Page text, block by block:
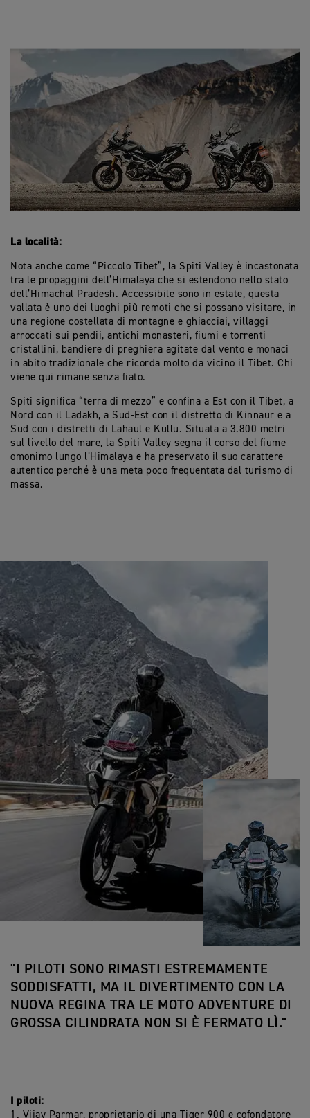
La località:
Nota anche come “Piccolo Tibet”, la Spiti Valley è incastonata
tra le propaggini dell’Himalaya che si estendono nello stato
dell’Himachal Pradesh. Accessibile sono in estate, questa
vallata è uno dei luoghi più remoti che si possano visitare, in
una regione costellata di montagne e ghiacciai, villaggi
arroccati sui pendii, antichi monasteri, fiumi e torrenti
cristallini, bandiere di preghiera agitate dal vento e monaci
in abito tradizionale che ricorda molto da vicino il Tibet. Chi
viene qui rimane senza fiato.
Spiti significa “terra di mezzo” e confina a Est con il Tibet, a
Nord con il Ladakh, a Sud-Est con il distretto di Kinnaur e a
Sud con i distretti di Lahaul e Kullu. Situata a 3.800 metri
sul livello del mare, la Spiti Valley segna il corso del fiume
omonimo lungo l’Himalaya e ha preservato il suo carattere
autentico perché è una meta poco frequentata dal turismo di
massa.
"I PILOTI SONO RIMASTI ESTREMAMENTE
SODDISFATTI, MA IL DIVERTIMENTO CON LA
NUOVA REGINA TRA LE MOTO ADVENTURE DI
GROSSA CILINDRATA NON SI È FERMATO LÌ."
I piloti:
1. Vijay Parmar, proprietario di una Tiger 900 e cofondatore